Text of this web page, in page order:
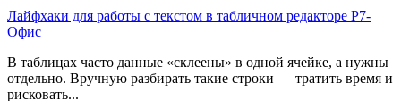
Лайфхаки для работы с текстом в табличном редакторе Р7-
Офис
В таблицах часто данные «склеены» в одной ячейке, а нужны
отдельно. Вручную разбирать такие строки — тратить время и
рисковать...